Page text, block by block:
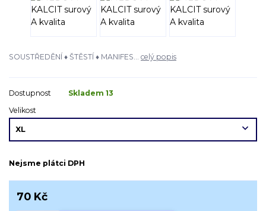
SOUSTŘEDĚNÍ ♦ ŠTĚSTÍ ♦ MANIFES... celý popis
Dostupnost
Skladem 13
Velikost
Nejsme plátci DPH
70 Kč